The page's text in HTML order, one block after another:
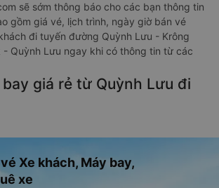
sẽ sớm thông báo cho các bạn thông tin
gồm giá vé, lịch trình, ngày giờ bán vé
đi tuyến đường Quỳnh Lưu - Krông
- Quỳnh Lưu ngay khi có thông tin từ các
giá rẻ từ Quỳnh Lưu đi
Xe khách, Máy bay,
xe